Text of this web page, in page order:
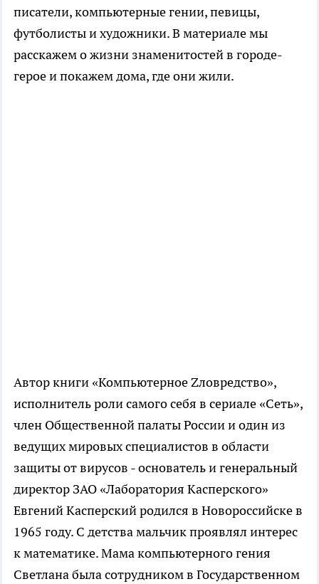
писатели, компьютерные гении, певицы,
футболисты и художники. В материале мы
расскажем о жизни знаменитостей в городе-
герое и покажем дома, где они жили.
Автор книги «Компьютерное Zловредство»,
исполнитель роли самого себя в сериале «Сеть»,
член Общественной палаты России и один из
ведущих мировых специалистов в области
защиты от вирусов - основатель и генеральный
директор ЗАО «Лаборатория Касперского»
Евгений Касперский родился в Новороссийске в
1965 году. С детства мальчик проявлял интерес
к математике. Мама компьютерного гения
Светлана была сотрудником в Государственном